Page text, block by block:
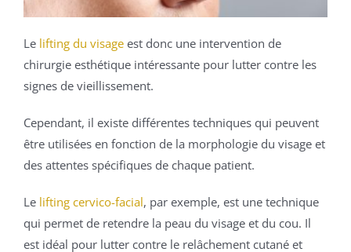
Le lifting du visage est donc une intervention de
chirurgie esthétique intéressante pour lutter contre les
signes de vieillissement.
Cependant, il existe différentes techniques qui peuvent
être utilisées en fonction de la morphologie du visage et
des attentes spécifiques de chaque patient.
Le lifting cervico-facial, par exemple, est une technique
qui permet de retendre la peau du visage et du cou. Il
est idéal pour lutter contre le relâchement cutané et